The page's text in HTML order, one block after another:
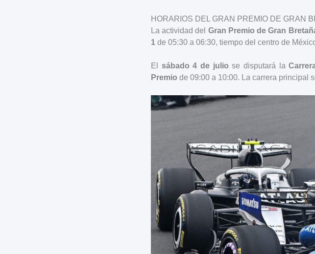
HORARIOS DEL GRAN PREMIO DE GRAN
La actividad del Gran Premio de Gran
1 de 05:30 a 06:30, tiempo del centro de
El sábado 4 de julio se disputará la
Premio de 09:00 a 10:00. La carrera principal